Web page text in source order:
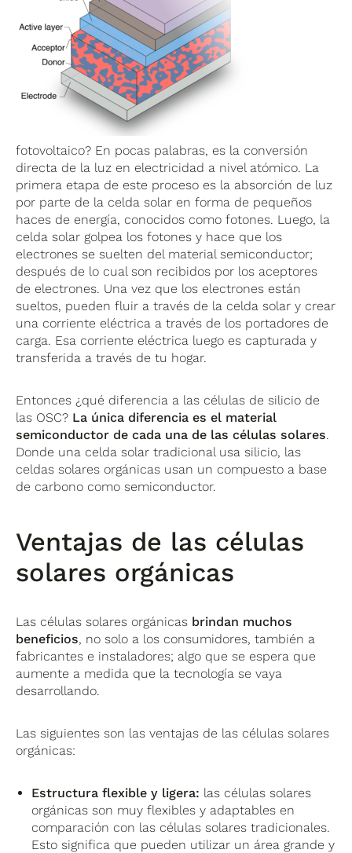
fotovoltaico? En pocas palabras, es la conversión
directa de la luz en electricidad a nivel atómico. La
primera etapa de este proceso es la absorción de luz
por parte de la celda solar en forma de pequeños
haces de energía, conocidos como fotones. Luego, la
celda solar golpea los fotones y hace que los
electrones se suelten del material semiconductor;
después de lo cual son recibidos por los aceptores
de electrones. Una vez que los electrones están
sueltos, pueden fluir a través de la celda solar y crear
una corriente eléctrica a través de los portadores de
carga. Esa corriente eléctrica luego es capturada y
transferida a través de tu hogar.
Entonces ¿qué diferencia a las células de silicio de
las OSC? La única diferencia es el material
semiconductor de cada una de las células solares.
Donde una celda solar tradicional usa silicio, las
celdas solares orgánicas usan un compuesto a base
de carbono como semiconductor.
Ventajas de las células
solares orgánicas
Las células solares orgánicas brindan muchos
beneficios, no solo a los consumidores, también a
fabricantes e instaladores; algo que se espera que
aumente a medida que la tecnología se vaya
desarrollando.
Las siguientes son las ventajas de las células solares
orgánicas:
Estructura flexible y ligera: las células solares
orgánicas son muy flexibles y adaptables en
comparación con las células solares tradicionales.
Esto significa que pueden utilizar un área grande y